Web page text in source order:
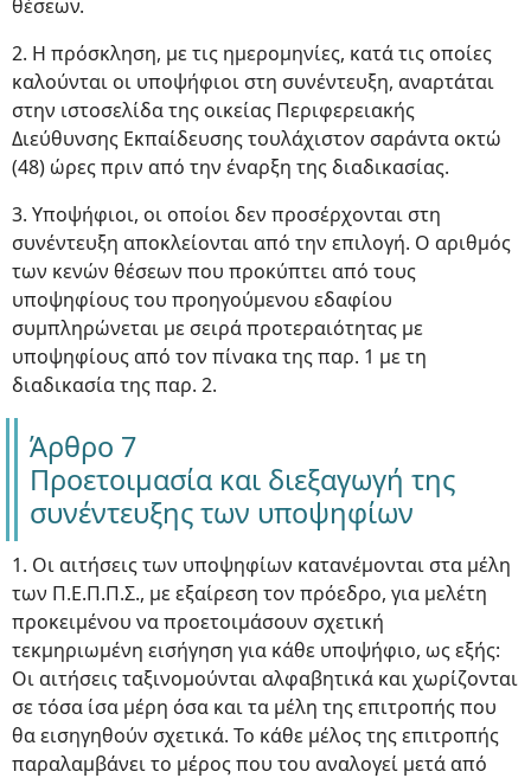
θέσεων.
2. Η πρόσκληση, με τις ημερομηνίες, κατά τις οποίες
καλούνται οι υποψήφιοι στη συνέντευξη, αναρτάται
στην ιστοσελίδα της οικείας Περιφερειακής
Διεύθυνσης Εκπαίδευσης τουλάχιστον σαράντα οκτώ
(48) ώρες πριν από την έναρξη της διαδικασίας.
3. Υποψήφιοι, οι οποίοι δεν προσέρχονται στη
συνέντευξη αποκλείονται από την επιλογή. Ο αριθμός
των κενών θέσεων που προκύπτει από τους
υποψηφίους του προηγούμενου εδαφίου
συμπληρώνεται με σειρά προτεραιότητας με
υποψηφίους από τον πίνακα της παρ. 1 με τη
διαδικασία της παρ. 2.
Άρθρο 7
Προετοιμασία και διεξαγωγή της
συνέντευξης των υποψηφίων
1. Οι αιτήσεις των υποψηφίων κατανέμονται στα μέλη
των Π.Ε.Π.Π.Σ., με εξαίρεση τον πρόεδρο, για μελέτη
προκειμένου να προετοιμάσουν σχετική
τεκμηριωμένη εισήγηση για κάθε υποψήφιο, ως εξής:
Οι αιτήσεις ταξινομούνται αλφαβητικά και χωρίζονται
σε τόσα ίσα μέρη όσα και τα μέλη της επιτροπής που
θα εισηγηθούν σχετικά. Το κάθε μέλος της επιτροπής
παραλαμβάνει το μέρος που του αναλογεί μετά από